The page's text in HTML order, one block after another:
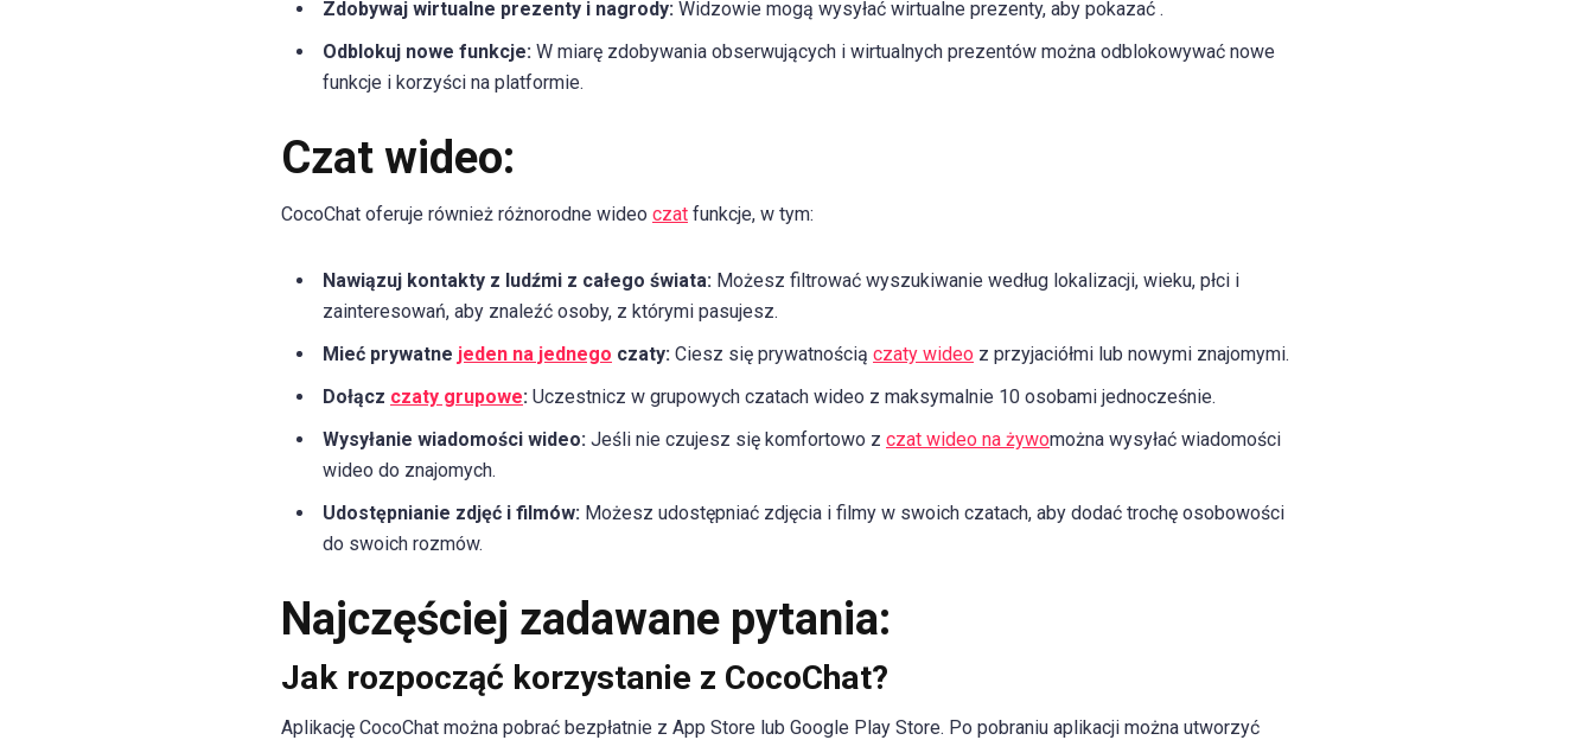
Zdobywaj wirtualne prezenty i nagrody: Widzowie mogą wysyłać wirtualne prezenty, aby pokazać .
Odblokuj nowe funkcje: W miarę zdobywania obserwujących i wirtualnych prezentów można odblokowywać nowe
funkcje i korzyści na platformie.
Czat wideo:
CocoChat oferuje również różnorodne wideo czat funkcje, w tym:
Nawiązuj kontakty z ludźmi z całego świata: Możesz filtrować wyszukiwanie według lokalizacji, wieku, płci i
zainteresowań, aby znaleźć osoby, z którymi pasujesz.
Mieć prywatne jeden na jednego czaty: Ciesz się prywatnością czaty wideo z przyjaciółmi lub nowymi znajomymi.
Dołącz czaty grupowe: Uczestnicz w grupowych czatach wideo z maksymalnie 10 osobami jednocześnie.
Wysyłanie wiadomości wideo: Jeśli nie czujesz się komfortowo z czat wideo na żywomożna wysyłać wiadomości
wideo do znajomych.
Udostępnianie zdjęć i filmów: Możesz udostępniać zdjęcia i filmy w swoich czatach, aby dodać trochę osobowości
do swoich rozmów.
Najczęściej zadawane pytania:
Jak rozpocząć korzystanie z CocoChat?
Aplikację CocoChat można pobrać bezpłatnie z App Store lub Google Play Store. Po pobraniu aplikacji można utworzyć